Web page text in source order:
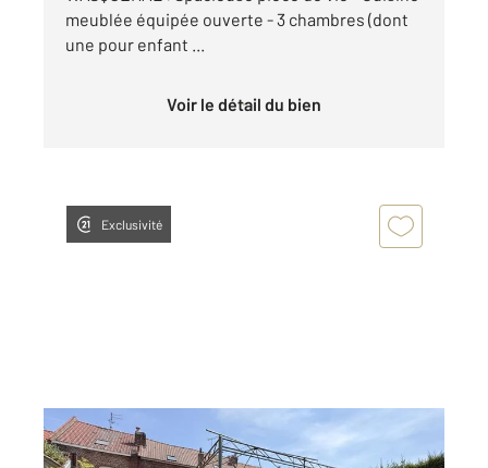
meublée équipée ouverte - 3 chambres (dont
une pour enfant ...
Voir le détail du bien
Exclusivité
WASQUEHAL 59
106,37 m2, 5 pièces